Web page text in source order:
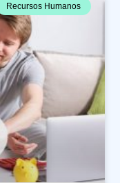
Recursos Humanos